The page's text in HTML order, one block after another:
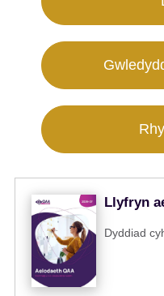
Llyfryn
Dyddiad